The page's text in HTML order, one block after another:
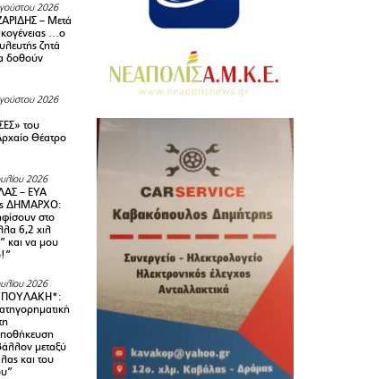
2026
– Μετά
…ο
ζητά
δοθούν
2026
του
Θέατρο
2026
– ΕΥΑ
ΔΗΜΑΡΧΟ:
στο
6,2 χιλ
και να μου
2026
μεταξύ
και του